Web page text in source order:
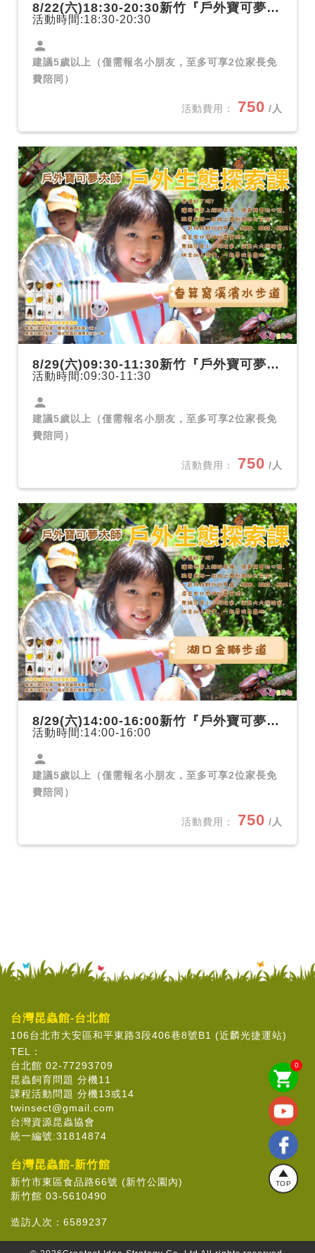
8/22(六)18:30-20:30新竹『戶外寶可夢大師』戶外生態探索課-十八尖山桐花步道
活動時間:18:30-20:30
person
建議5歲以上（僅需報名小朋友，至多可享2位家長免
費陪同）
活動費用： 750 /人
8/29(六)09:30-11:30新竹『戶外寶可夢大師』戶外生態探索課-畚箕窩溪濱水步道
活動時間:09:30-11:30
person
建議5歲以上（僅需報名小朋友，至多可享2位家長免
費陪同）
活動費用： 750 /人
8/29(六)14:00-16:00新竹『戶外寶可夢大師』戶外生態探索課-湖口金獅步道
活動時間:14:00-16:00
person
建議5歲以上（僅需報名小朋友，至多可享2位家長免
費陪同）
活動費用： 750 /人
shopping_cart
0
TOP
台灣昆蟲館-台北館
106台北市大安區和平東路3段406巷8號B1 (近麟光捷運站)
TEL：
台北館 02-77293709
昆蟲飼育問題 分機11
課程活動問題 分機13或14
twinsect@gmail.com
台灣資源昆蟲協會
統一編號:31814874
台灣昆蟲館-新竹館
新竹市東區食品路66號 (新竹公園內)
新竹館 03-5610490
造訪人次： 6589237